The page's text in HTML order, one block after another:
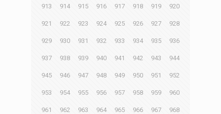
913 914 915 916 917 918 919 920
921 922 923 924 925 926 927 928
929 930 931 932 933 934 935 936
937 938 939 940 941 942 943 944
945 946 947 948 949 950 951 952
953 954 955 956 957 958 959 960
961 962 963 964 965 966 967 968